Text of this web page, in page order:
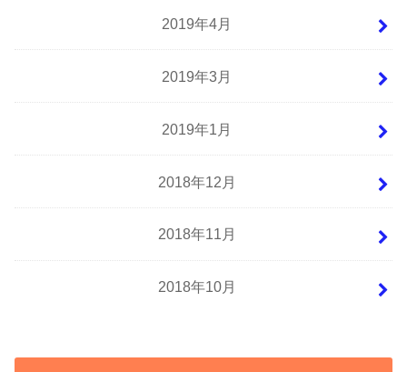
2019年4月
2019年3月
2019年1月
2018年12月
2018年11月
2018年10月